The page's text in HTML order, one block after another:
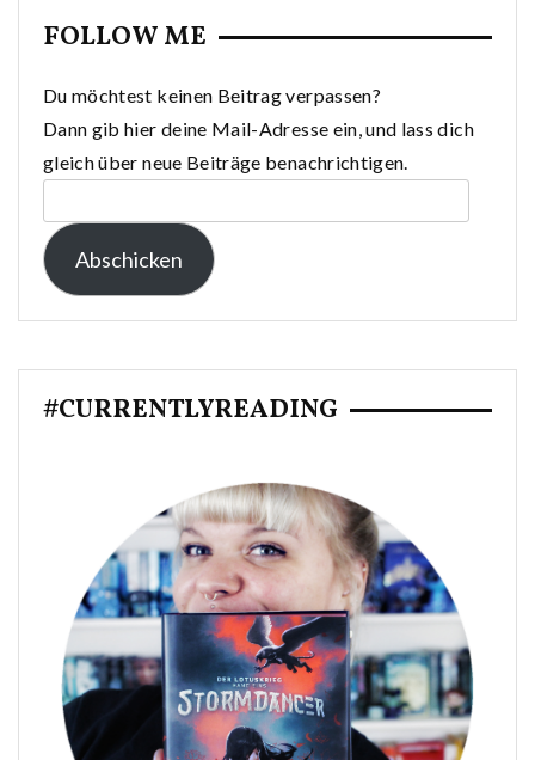
FOLLOW ME
Du möchtest keinen Beitrag verpassen?
Dann gib hier deine Mail-Adresse ein, und lass dich
gleich über neue Beiträge benachrichtigen.
Mail-
Adresse:
Abschicken
#CURRENTLYREADING